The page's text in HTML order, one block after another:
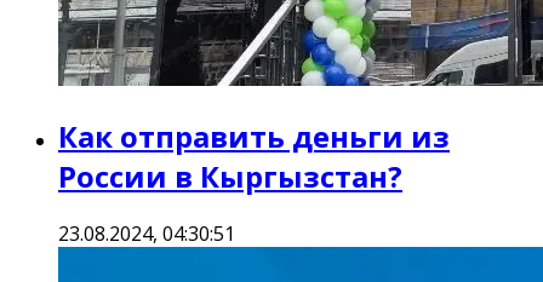
Как отправить деньги из
России в Кыргызстан?
23.08.2024, 04:30:51